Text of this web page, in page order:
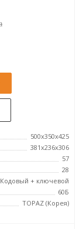
500x350x425
381x236x306
57
28
Кодовый + ключевой
60Б
TOPAZ (Корея)